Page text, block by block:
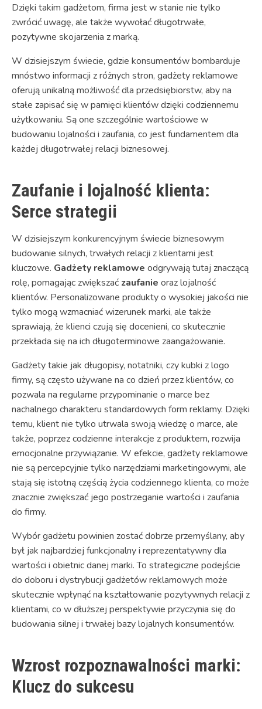
Dzięki takim gadżetom, firma jest w stanie nie tylko
zwrócić uwagę, ale także wywołać długotrwałe,
pozytywne skojarzenia z marką.
W dzisiejszym świecie, gdzie konsumentów bombarduje
mnóstwo informacji z różnych stron, gadżety reklamowe
oferują unikalną możliwość dla przedsiębiorstw, aby na
stałe zapisać się w pamięci klientów dzięki codziennemu
użytkowaniu. Są one szczególnie wartościowe w
budowaniu lojalności i zaufania, co jest fundamentem dla
każdej długotrwałej relacji biznesowej.
Zaufanie i lojalność klienta:
Serce strategii
W dzisiejszym konkurencyjnym świecie biznesowym
budowanie silnych, trwałych relacji z klientami jest
kluczowe. Gadżety reklamowe odgrywają tutaj znaczącą
rolę, pomagając zwiększać zaufanie oraz lojalność
klientów. Personalizowane produkty o wysokiej jakości nie
tylko mogą wzmacniać wizerunek marki, ale także
sprawiają, że klienci czują się docenieni, co skutecznie
przekłada się na ich długoterminowe zaangażowanie.
Gadżety takie jak długopisy, notatniki, czy kubki z logo
firmy, są często używane na co dzień przez klientów, co
pozwala na regularne przypominanie o marce bez
nachalnego charakteru standardowych form reklamy. Dzięki
temu, klient nie tylko utrwala swoją wiedzę o marce, ale
także, poprzez codzienne interakcje z produktem, rozwija
emocjonalne przywiązanie. W efekcie, gadżety reklamowe
nie są percepcyjnie tylko narzędziami marketingowymi, ale
stają się istotną częścią życia codziennego klienta, co może
znacznie zwiększać jego postrzeganie wartości i zaufania
do firmy.
Wybór gadżetu powinien zostać dobrze przemyślany, aby
był jak najbardziej funkcjonalny i reprezentatywny dla
wartości i obietnic danej marki. To strategiczne podejście
do doboru i dystrybucji gadżetów reklamowych może
skutecznie wpłynąć na kształtowanie pozytywnych relacji z
klientami, co w dłuższej perspektywie przyczynia się do
budowania silnej i trwałej bazy lojalnych konsumentów.
Wzrost rozpoznawalności marki:
Klucz do sukcesu